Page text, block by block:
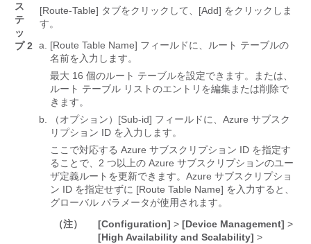
ス
テ
ッ
プ 2
[Route-Table] タブをクリックして、[Add] をクリックしま
す。
[Route Table Name] フィールドに、ルート テーブルの
名前を入力します。
最大 16 個のルート テーブルを設定できます。または、
ルート テーブル リストのエントリを編集または削除で
きます。
（オプション）[Sub-id] フィールドに、Azure サブスク
リプション ID を入力します。
ここで対応する Azure サブスクリプション ID を指定す
ることで、2 つ以上の Azure サブスクリプションのユー
ザ定義ルートを更新できます。Azure サブスクリプショ
ン ID を指定せずに [Route Table Name] を入力すると、
グローバル パラメータが使用されます。
（注）
[Configuration] > [Device Management] >
[High Availability and Scalability] >